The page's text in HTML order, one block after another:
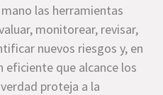
las herramientas
monitorear, revisar,
nuevos riesgos y, en
que alcance los
proteja a la